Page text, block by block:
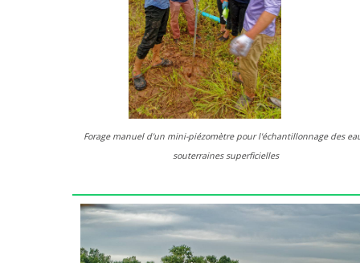
Forage manuel d'un mini-piézomètre pour l'échantillonnage des
souterraines superficielles